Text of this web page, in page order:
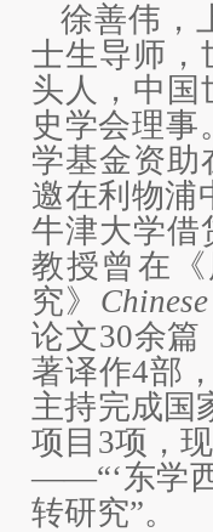
徐善伟，
士生导师，
头人，中国
史学会理事
学基金资助
邀在利物浦
牛津大学借
教授曾在
究》
论文30余
著译作4部
主持完成国
项目3项，
——“‘东学
转研究”。